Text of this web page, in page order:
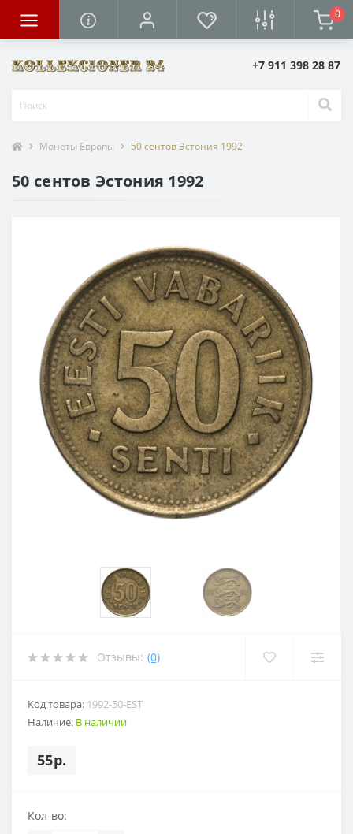
0
+7 911 398 28 87
Монеты Европы 50 сентов Эстония 1992
50 сентов Эстония 1992
Отзывы: (0)
Код товара: 1992-50-EST
Наличие: В наличии
55р.
Кол-во: